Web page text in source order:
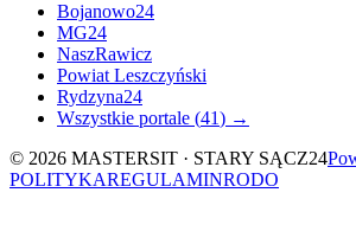
Bojanowo24
MG24
NaszRawicz
Powiat Leszczyński
Rydzyna24
Wszystkie portale (41) →
© 2026 MASTERSIT · STARY SĄCZ24
POLITYKAREGULAMINRODO